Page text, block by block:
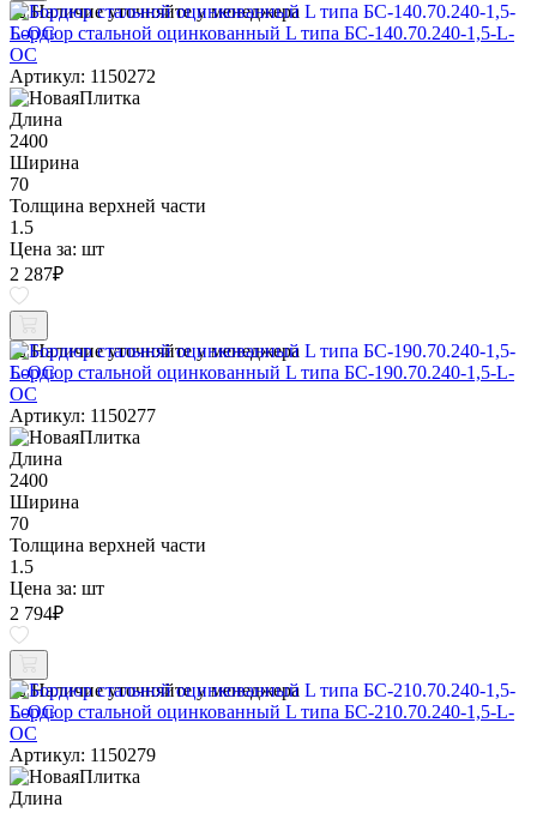
Наличие уточняйте у менеджера
Бордюр стальной оцинкованный L типа БС-140.70.240-1,5-L-
ОС
Артикул: 1150272
Длина
2400
Ширина
70
Толщина верхней части
1.5
Цена за: шт
2 287₽
Наличие уточняйте у менеджера
Бордюр стальной оцинкованный L типа БС-190.70.240-1,5-L-
ОС
Артикул: 1150277
Длина
2400
Ширина
70
Толщина верхней части
1.5
Цена за: шт
2 794₽
Наличие уточняйте у менеджера
Бордюр стальной оцинкованный L типа БС-210.70.240-1,5-L-
ОС
Артикул: 1150279
Длина